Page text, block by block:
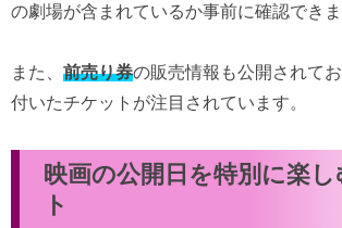
の劇場が含まれているか事前に確認できま
また、 前売り券の販売情報も公開されて
付いたチケットが注目されています。
映画の公開日を特別に楽
ト